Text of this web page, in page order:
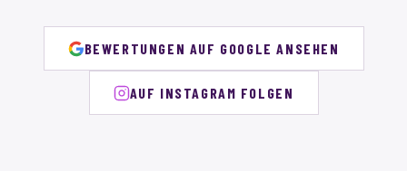
BEWERTUNGEN AUF GOOGLE ANSEHEN
AUF INSTAGRAM FOLGEN